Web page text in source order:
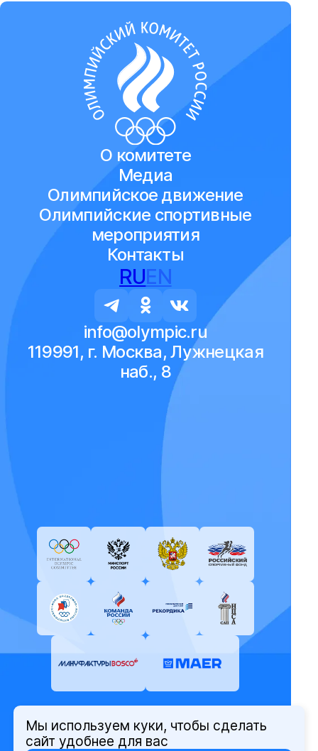
О комитете
Медиа
Олимпийское движение
Олимпийские спортивные
мероприятия
Контакты
RUEN
info@olympic.ru
119991, г. Москва, Лужнецкая
наб., 8
© Олимпийский комитет России,
Мы используем куки, чтобы сделать
сайт удобнее для вас